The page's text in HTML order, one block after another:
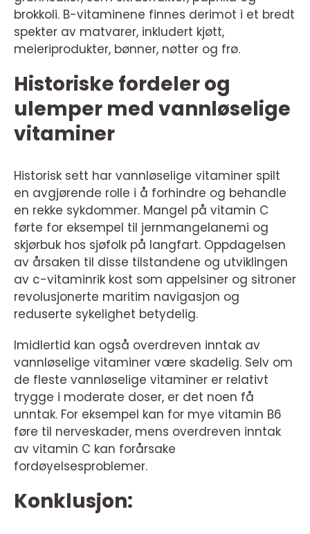
brokkoli. B-vitaminene finnes derimot i et bredt
spekter av matvarer, inkludert kjøtt,
meieriprodukter, bønner, nøtter og frø.
Historiske fordeler og
ulemper med vannløselige
vitaminer
Historisk sett har vannløselige vitaminer spilt
en avgjørende rolle i å forhindre og behandle
en rekke sykdommer. Mangel på vitamin C
førte for eksempel til jernmangelanemi og
skjørbuk hos sjøfolk på langfart. Oppdagelsen
av årsaken til disse tilstandene og utviklingen
av c-vitaminrik kost som appelsiner og sitroner
revolusjonerte maritim navigasjon og
reduserte sykelighet betydelig.
Imidlertid kan også overdreven inntak av
vannløselige vitaminer være skadelig. Selv om
de fleste vannløselige vitaminer er relativt
trygge i moderate doser, er det noen få
unntak. For eksempel kan for mye vitamin B6
føre til nerveskader, mens overdreven inntak
av vitamin C kan forårsake
fordøyelsesproblemer.
Konklusjon: